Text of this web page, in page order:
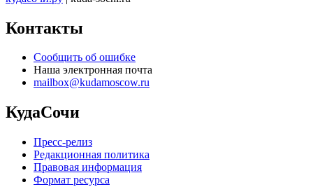
Контакты
Сообщить об ошибке
Наша электронная почта
mailbox@kudamoscow.ru
КудаСочи
Пресс-релиз
Редакционная политика
Правовая информация
Формат ресурса